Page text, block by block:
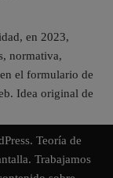
en 2023,
normativa,
el formulario de
Idea original de
. Teoría de
Trabajamos